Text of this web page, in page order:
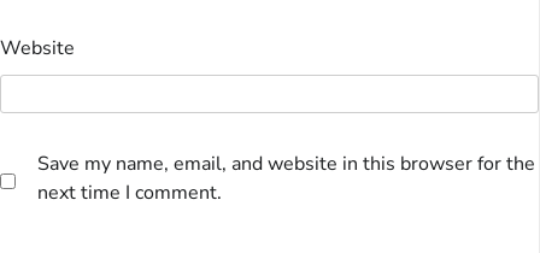
Website
Save my name, email, and website in this browser for the
next time I comment.